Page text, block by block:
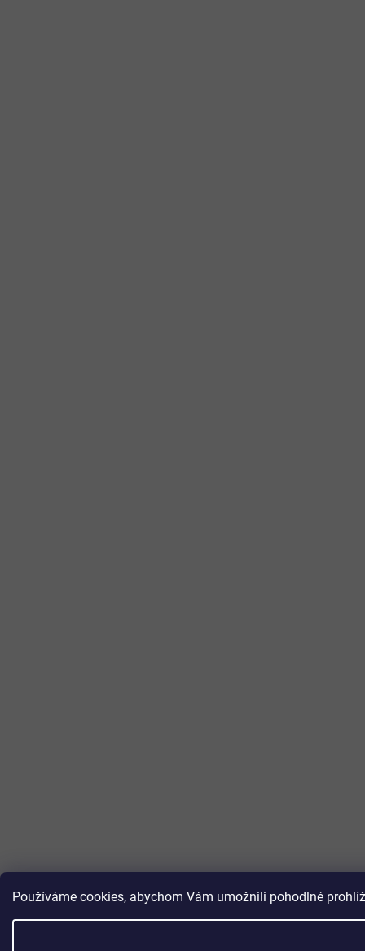
Používáme cookies, abychom Vám umožnili pohodlné